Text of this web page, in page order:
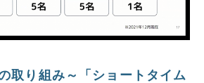
取り組み～「ショートタイム